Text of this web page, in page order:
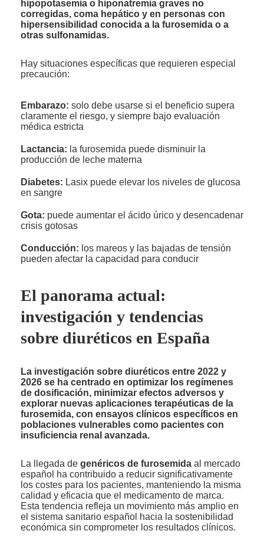
hipopotasemia o hiponatremia graves no
corregidas, coma hepático y en personas con
hipersensibilidad conocida a la furosemida o a
otras sulfonamidas.
Hay situaciones específicas que requieren especial
precaución:
Embarazo: solo debe usarse si el beneficio supera
claramente el riesgo, y siempre bajo evaluación
médica estricta
Lactancia: la furosemida puede disminuir la
producción de leche materna
Diabetes: Lasix puede elevar los niveles de glucosa
en sangre
Gota: puede aumentar el ácido úrico y desencadenar
crisis gotosas
Conducción: los mareos y las bajadas de tensión
pueden afectar la capacidad para conducir
El panorama actual:
investigación y tendencias
sobre diuréticos en España
La investigación sobre diuréticos entre 2022 y
2026 se ha centrado en optimizar los regímenes
de dosificación, minimizar efectos adversos y
explorar nuevas aplicaciones terapéuticas de la
furosemida, con ensayos clínicos específicos en
poblaciones vulnerables como pacientes con
insuficiencia renal avanzada.
La llegada de genéricos de furosemida al mercado
español ha contribuido a reducir significativamente
los costes para los pacientes, manteniendo la misma
calidad y eficacia que el medicamento de marca.
Esta tendencia refleja un movimiento más amplio en
el sistema sanitario español hacia la sostenibilidad
económica sin comprometer los resultados clínicos.